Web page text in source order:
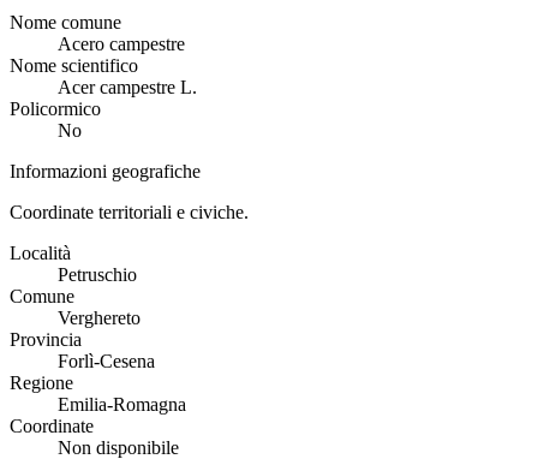
Nome comune
Acero campestre
Nome scientifico
Acer campestre L.
Policormico
No
Informazioni geografiche
Coordinate territoriali e civiche.
Località
Petruschio
Comune
Verghereto
Provincia
Forlì-Cesena
Regione
Emilia-Romagna
Coordinate
Non disponibile